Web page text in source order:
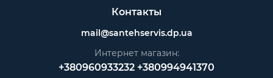
Контакты
mail@santehservis.dp.ua
Интернет магазин:
+380960933232 +380994941370